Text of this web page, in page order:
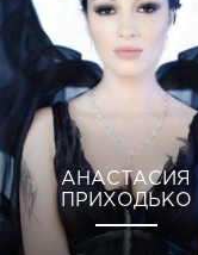
АНАСТАСИЯ
ПРИХОДЬКО